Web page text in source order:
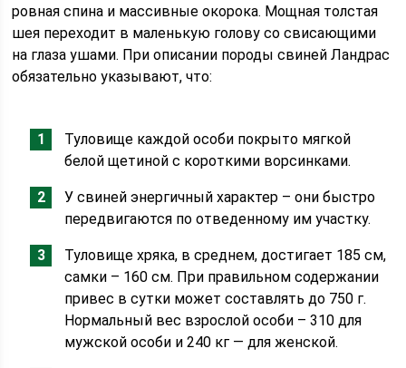
ровная спина и массивные окорока. Мощная толстая
шея переходит в маленькую голову со свисающими
на глаза ушами. При описании породы свиней Ландрас
обязательно указывают, что:
Туловище каждой особи покрыто мягкой
белой щетиной с короткими ворсинками.
У свиней энергичный характер – они быстро
передвигаются по отведенному им участку.
Туловище хряка, в среднем, достигает 185 см,
самки – 160 см. При правильном содержании
привес в сутки может составлять до 750 г.
Нормальный вес взрослой особи – 310 для
мужской особи и 240 кг — для женской.